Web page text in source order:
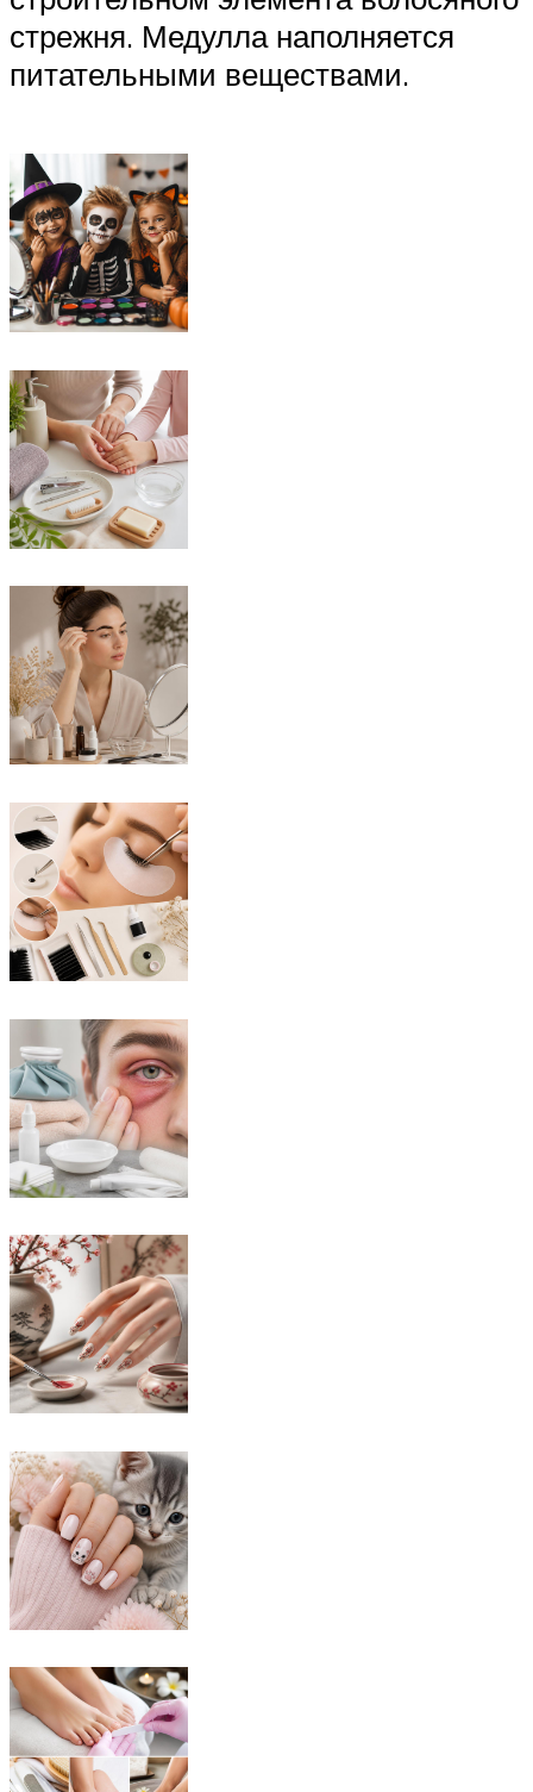
стрежня. Медулла наполняется
питательными веществами.